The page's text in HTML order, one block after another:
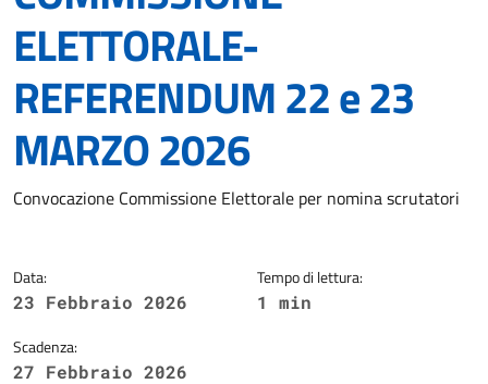
ELETTORALE-
REFERENDUM 22 e 23
MARZO 2026
Dettagli della notizia
Convocazione Commissione Elettorale per nomina scrutatori
Data:
23 Febbraio 2026
Scadenza:
27 Febbraio 2026
Tempo di lettura:
1 min